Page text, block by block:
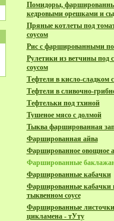
Помидоры,
кедровыми орешками и
Пряные котлеты под
соусом
Рис с фаршированными
Рулетики из ветчины под
соусом
Тефтели в кисло-сладком
Тефтели в сливочно-
Тефтельки под тхиной
Тушеное мясо с долмой
Тыква фаршированная
Фаршированная айва
Фаршированное овощное
Фаршированные
Фаршированные кабачки
Фаршированные кабачки
тыквенном соусе
Фаршированные листочки
цикламена - тУту